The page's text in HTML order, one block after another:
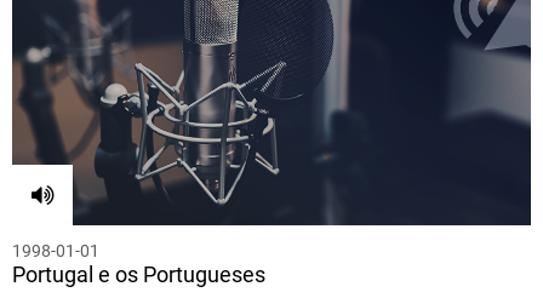
1998-01-01
Portugal e os Portugueses